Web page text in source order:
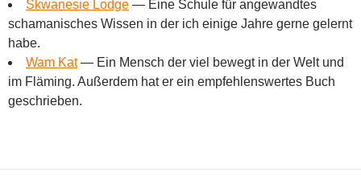
Skwanesie Lodge — Eine Schule für angewandtes
schamanisches Wissen in der ich einige Jahre gerne gelernt
habe.
Wam Kat— Ein Mensch der viel bewegt in der Welt und
im Fläming. Außerdem hat er ein empfehlenswertes Buch
geschrieben.